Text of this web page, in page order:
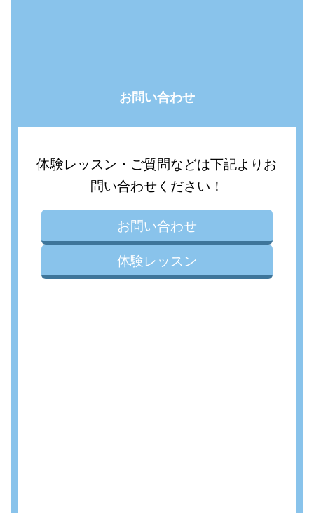
お問い合わせ
体験レッスン・ご質問などは下記よりお
問い合わせください！
お問い合わせ
体験レッスン